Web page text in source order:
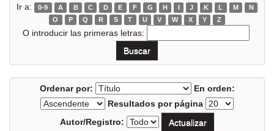
Ir a: 0-9 A B C D E F G H I J K L M
N
O
P Q R S T U V W X Y Z
O introducir las primeras letras:
Ordenar por:
En orden:
Resultados por página
Autor/Registro: